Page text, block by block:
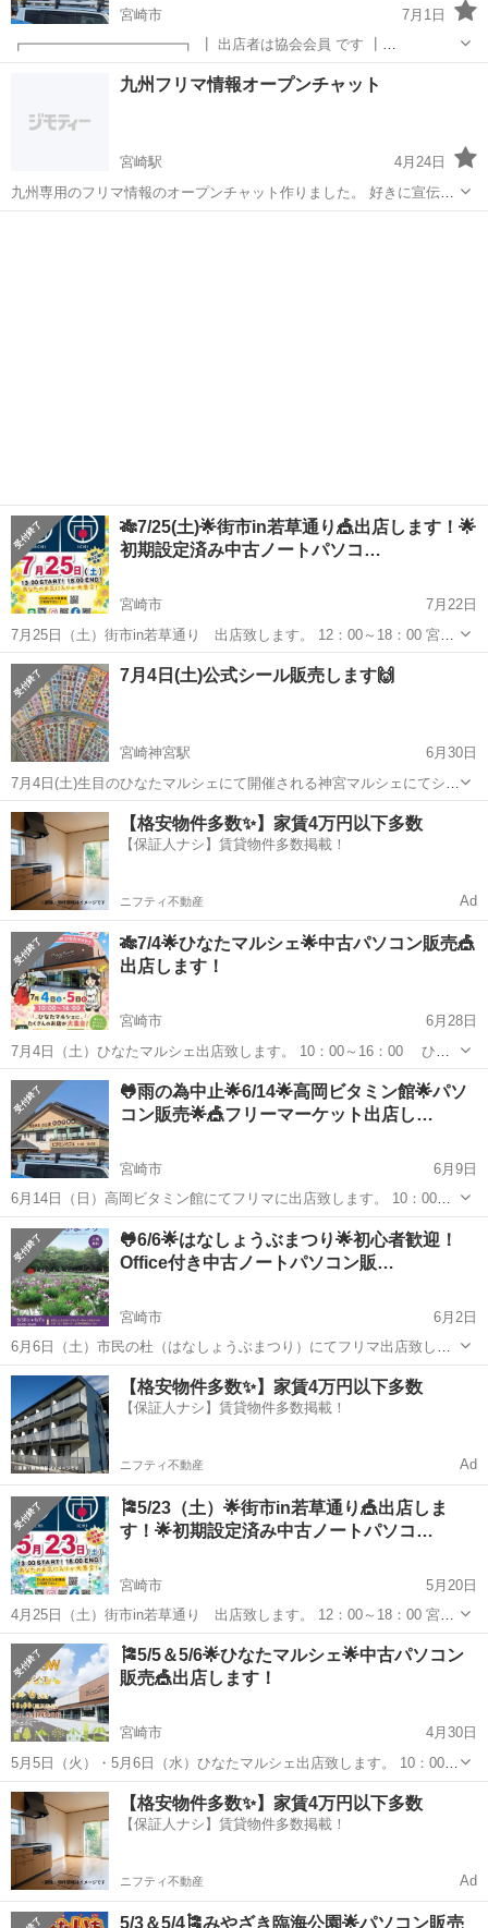
宮崎市
7月1日
┏━━━━━━━━━━━┓ ┃ 出店者は協会会員 です ┃
┗━━━━━━━━━━━┛ 主催 新マンボウフリーマーケット協会
宮崎市高岡町 《高岡ビタミン館》さんで フリーマーケット定期開催
すべてのお問い合せ...
フリーマーケット コロナ
九州フリマ情報オープンチャット
宮崎駅
4月24日
九州専用のフリマ情報のオープンチャット作りました。 好きに宣伝等
もちろん🆗です。 無料で自由に出入りできるので皆さんで盛り上げて
🎋7/25(土)🌟街市in若草通り🎪出店します！🌟
初期設定済み中古ノートパソコ…
宮崎市
7月22日
7月25日（土）街市in若草通り 出店致します。 12：00～18：00 宮崎
市 若草通り 中古ノートパソコン出品します。１０台 ✨ 全品、面倒
な初期設定は完了済み！ 家に持ち帰ってすぐ使えます。 ...
宮崎 宮崎市 フリーマーケット オンライン
7月4日(土)公式シール販売します🙌
宮崎神宮駅
6月30日
7月4日(土)生目のひなたマルシェにて開催される神宮マルシェにてシー
ル販売します🍀 全て公式(ライセンス)シールの販売となっております
🤗 セットやくじなどもありますので遊びに来てください🙌
宮崎 宮崎市 宮崎神宮駅 フリーマーケット マルシェ
【格安物件多数✨】家賃4万円以下多数
【保証人ナシ】賃貸物件多数掲載！
ニフティ不動産 Ad
🎋7/4🌟ひなたマルシェ🌟中古パソコン販売🎪
出店します！
宮崎市
6月28日
7月4日（土）ひなたマルシェ出店致します。 10：00～16：00 ひな
たマルシェ 生目四季の丘 中古ノートパソコン出品します。１０台
Office2021の入ったノートパソコン 23800円！より...
宮崎 宮崎市 フリーマーケット ひなた
🐸雨の為中止🌟6/14🌟高岡ビタミン館🌟パソ
コン販売🌟🎪フリーマーケット出店し…
宮崎市
6月9日
6月14日（日）高岡ビタミン館にてフリマに出店致します。 10：00～
16：00 中古ノートパソコン出品します。１０台 WIN11＆Office2021の
入ったノートパソコン 15800円！よりそろえており...
宮崎 宮崎市 フリーマーケット フリマ
🐸6/6🌟はなしょうぶまつり🌟初心者歓迎！
Office付き中古ノートパソコン販…
宮崎市
6月2日
6月6日（土）市民の杜（はなしょうぶまつり）にてフリマ出店致しま
す。 10：00～16：00 中古ノートパソコン出品します。１０台 ✨ 全
宮崎 宮崎市 フリーマーケット 市民の森
【格安物件多数✨】家賃4万円以下多数
【保証人ナシ】賃貸物件多数掲載！
ニフティ不動産 Ad
🎏5/23（土）🌟街市in若草通り🎪出店しま
す！🌟初期設定済み中古ノートパソコ…
宮崎市
5月20日
4月25日（土）街市in若草通り 出店致します。 12：00～18：00 宮崎
市 若草通り 中古ノートパソコン出品します。１０台 ✨ 全品、面倒
な初期設定は完了済み！ 家に持ち帰ってすぐ使えます。 ...
宮崎 宮崎市 フリーマーケット オンライン
🎏5/5＆5/6🌟ひなたマルシェ🌟中古パソコン
販売🎪出店します！
宮崎市
4月30日
5月5日（火）・5月6日（水）ひなたマルシェ出店致します。 10：00～
16：00 ひなたマルシェ 生目四季の丘 中古ノートパソコン出品しま
す。１０台 Office2021の入ったノートパソコン 14...
宮崎 宮崎市 フリーマーケット ひなた
【格安物件多数✨】家賃4万円以下多数
【保証人ナシ】賃貸物件多数掲載！
ニフティ不動産 Ad
5/3＆5/4🎏みやざき臨海公園🌟パソコン販売